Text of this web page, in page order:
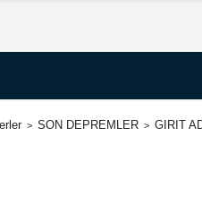
SON DEPREMLER GIRIT